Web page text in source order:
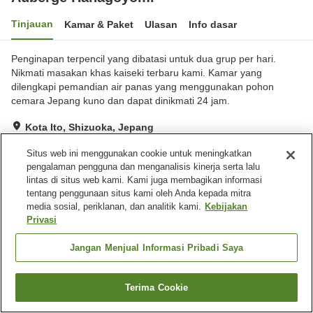
Tinjauan Kamar & Paket Ulasan Info dasar
Penginapan terpencil yang dibatasi untuk dua grup per hari.
Nikmati masakan khas kaiseki terbaru kami. Kamar yang
dilengkapi pemandian air panas yang menggunakan pohon
cemara Jepang kuno dan dapat dinikmati 24 jam.
Kota Ito, Shizuoka, Jepang
Fasilitas properti
Tempat parkir
Spa / Salon kecantikan
Makan pribadi
Cari kamar
Situs web ini menggunakan cookie untuk meningkatkan
pengalaman pengguna dan menganalisis kinerja serta lalu
lintas di situs web kami. Kami juga membagikan informasi
tentang penggunaan situs kami oleh Anda kepada mitra
media sosial, periklanan, dan analitik kami. Kebijakan
Privasi
Jangan Menjual Informasi Pribadi Saya
Terima Cookie